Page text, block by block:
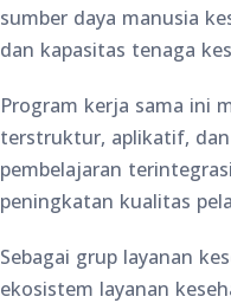
sumber daya manusia
dan kapasitas tenaga
Program kerja sama ini
terstruktur, aplikatif,
pembelajaran
peningkatan kualitas
Sebagai grup layanan
ekosistem layanan